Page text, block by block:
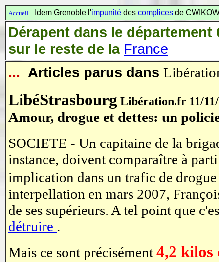
Accueil Idem Grenoble l'impunité des complices de
Dérapent dans le département
sur le reste de la France
... Articles parus dans
LibéStrasbourg Libération.fr 11/
Amour, drogue et dettes: un
SOCIETE - Un capitaine de la
instance, doivent comparaître à
implication dans un trafic de
interpellation en mars 2007,
de ses supérieurs. A tel point que
détruire .
Mais ce sont précisément 4,2 kilos